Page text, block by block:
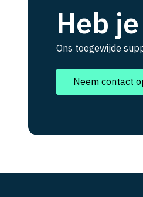
Heb
Ons toegewijde
Neem contact